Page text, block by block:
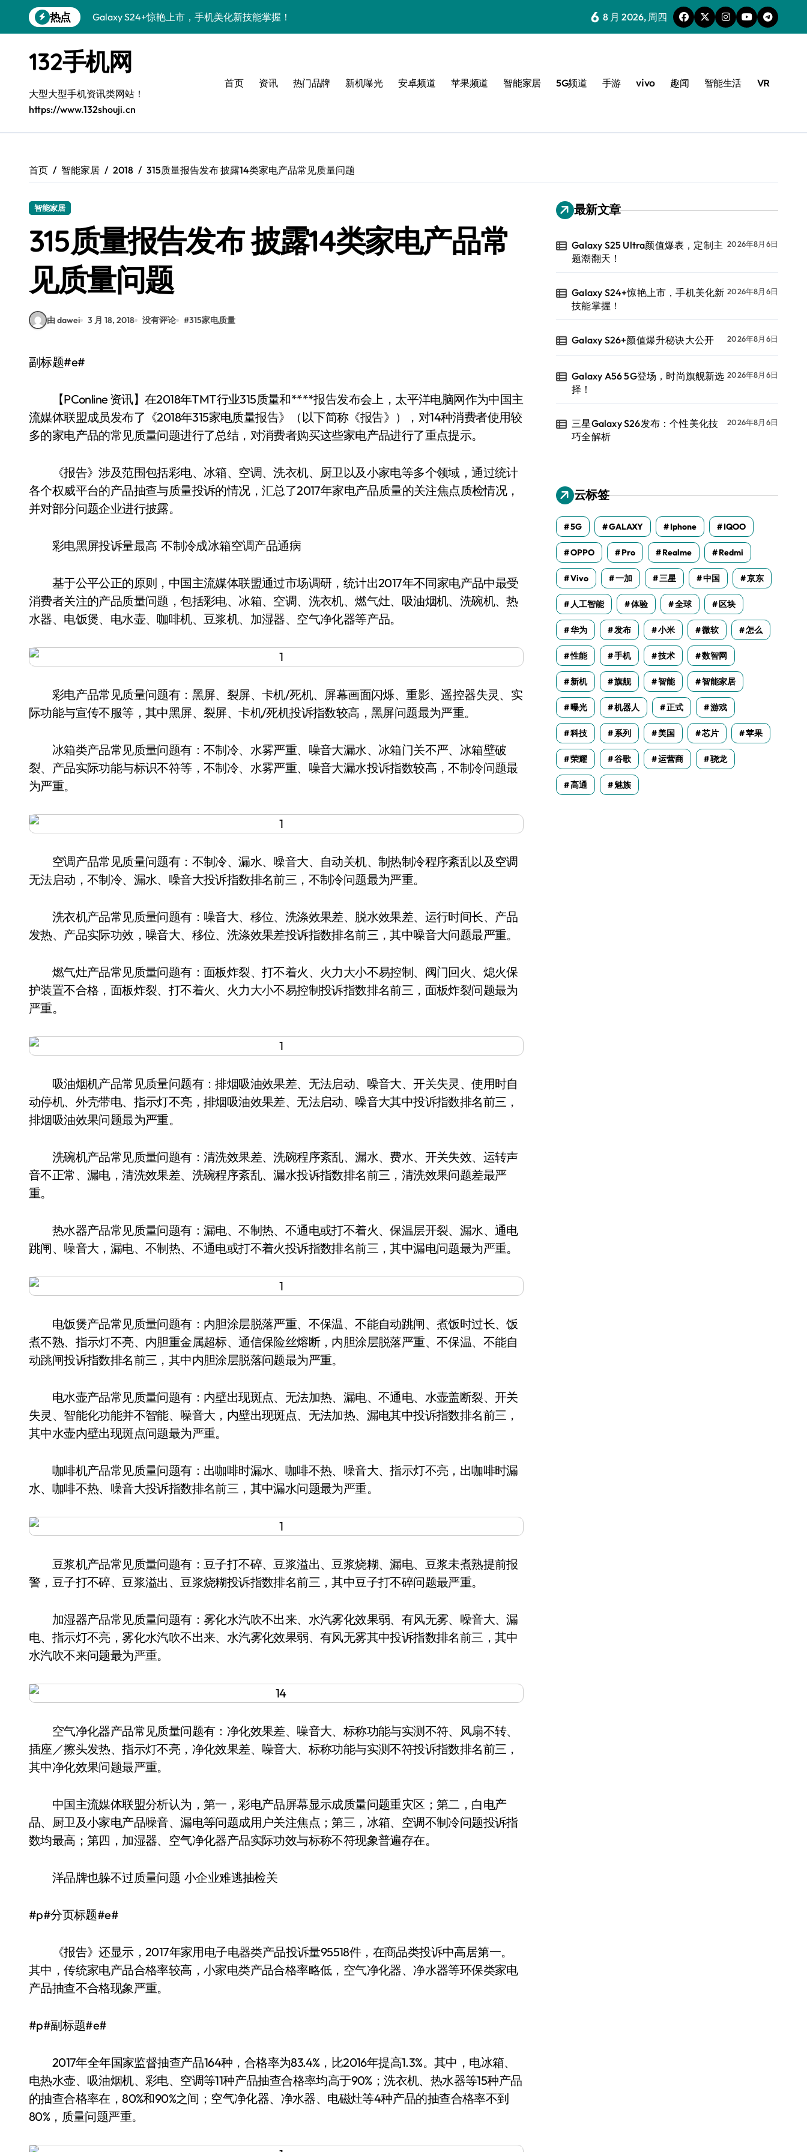
到
热点
Galaxy S24+惊艳上市，手机美化新技能掌握！
Galaxy A56 5G登场，时尚旗舰新选择！
三星Galaxy S26发布：个性美化技巧全解析
Galaxy S25美颜秘籍：个性定制炫酷玩法
Galaxy C55 5G登场，演绎三星美学新巅峰
Galaxy Z Flip6：折叠新潮，魅力无限
Galaxy S25 Ultra颜值爆表，定制主题潮翻天！
6 8 月 2026, 周四
132手机网
大型大型手机资讯类网站！
https://www.132shouji.cn
首页 资讯 热门品牌 新机曝光 安卓频道 苹果频道 智能家居 5G频道 手游 vivo 趣闻 智能生活 VR
首页 智能家居 2018 315质量报告发布 披露14类家电产品常见质量问题
智能家居
315质量报告发布 披露14类家电产品常
见质量问题
由 dawei 3 月 18, 2018 没有评论 #315家电质量
副标题#e#
【PConline 资讯】在2018年TMT行业315质量和****报告发布会上，太平洋电脑网作为中国主
流媒体联盟成员发布了《2018年315家电质量报告》（以下简称《报告》），对14种消费者使用较
多的家电产品的常见质量问题进行了总结，对消费者购买这些家电产品进行了重点提示。
《报告》涉及范围包括彩电、冰箱、空调、洗衣机、厨卫以及小家电等多个领域，通过统计
各个权威平台的产品抽查与质量投诉的情况，汇总了2017年家电产品质量的关注焦点质检情况，
并对部分问题企业进行披露。
彩电黑屏投诉量最高 不制冷成冰箱空调产品通病
基于公平公正的原则，中国主流媒体联盟通过市场调研，统计出2017年不同家电产品中最受
消费者关注的产品质量问题，包括彩电、冰箱、空调、洗衣机、燃气灶、吸油烟机、洗碗机、热
水器、电饭煲、电水壶、咖啡机、豆浆机、加湿器、空气净化器等产品。
彩电产品常见质量问题有：黑屏、裂屏、卡机/死机、屏幕画面闪烁、重影、遥控器失灵、实
际功能与宣传不服等，其中黑屏、裂屏、卡机/死机投诉指数较高，黑屏问题最为严重。
冰箱类产品常见质量问题有：不制冷、水雾严重、噪音大漏水、冰箱门关不严、冰箱壁破
裂、产品实际功能与标识不符等，不制冷、水雾严重、噪音大漏水投诉指数较高，不制冷问题最
为严重。
空调产品常见质量问题有：不制冷、漏水、噪音大、自动关机、制热制冷程序紊乱以及空调
无法启动，不制冷、漏水、噪音大投诉指数排名前三，不制冷问题最为严重。
洗衣机产品常见质量问题有：噪音大、移位、洗涤效果差、脱水效果差、运行时间长、产品
发热、产品实际功效，噪音大、移位、洗涤效果差投诉指数排名前三，其中噪音大问题最严重。
燃气灶产品常见质量问题有：面板炸裂、打不着火、火力大小不易控制、阀门回火、熄火保
护装置不合格，面板炸裂、打不着火、火力大小不易控制投诉指数排名前三，面板炸裂问题最为
严重。
吸油烟机产品常见质量问题有：排烟吸油效果差、无法启动、噪音大、开关失灵、使用时自
动停机、外壳带电、指示灯不亮，排烟吸油效果差、无法启动、噪音大其中投诉指数排名前三，
排烟吸油效果问题最为严重。
洗碗机产品常见质量问题有：清洗效果差、洗碗程序紊乱、漏水、费水、开关失效、运转声
音不正常、漏电，清洗效果差、洗碗程序紊乱、漏水投诉指数排名前三，清洗效果问题差最严
重。
热水器产品常见质量问题有：漏电、不制热、不通电或打不着火、保温层开裂、漏水、通电
跳闸、噪音大，漏电、不制热、不通电或打不着火投诉指数排名前三，其中漏电问题最为严重。
电饭煲产品常见质量问题有：内胆涂层脱落严重、不保温、不能自动跳闸、煮饭时过长、饭
煮不熟、指示灯不亮、内胆重金属超标、通信保险丝熔断，内胆涂层脱落严重、不保温、不能自
动跳闸投诉指数排名前三，其中内胆涂层脱落问题最为严重。
电水壶产品常见质量问题有：内壁出现斑点、无法加热、漏电、不通电、水壶盖断裂、开关
失灵、智能化功能并不智能、噪音大，内壁出现斑点、无法加热、漏电其中投诉指数排名前三，
其中水壶内壁出现斑点问题最为严重。
咖啡机产品常见质量问题有：出咖啡时漏水、咖啡不热、噪音大、指示灯不亮，出咖啡时漏
水、咖啡不热、噪音大投诉指数排名前三，其中漏水问题最为严重。
豆浆机产品常见质量问题有：豆子打不碎、豆浆溢出、豆浆烧糊、漏电、豆浆未煮熟提前报
警，豆子打不碎、豆浆溢出、豆浆烧糊投诉指数排名前三，其中豆子打不碎问题最严重。
加湿器产品常见质量问题有：雾化水汽吹不出来、水汽雾化效果弱、有风无雾、噪音大、漏
电、指示灯不亮，雾化水汽吹不出来、水汽雾化效果弱、有风无雾其中投诉指数排名前三，其中
水汽吹不来问题最为严重。
空气净化器产品常见质量问题有：净化效果差、噪音大、标称功能与实测不符、风扇不转、
插座／擦头发热、指示灯不亮，净化效果差、噪音大、标称功能与实测不符投诉指数排名前三，
其中净化效果问题最严重。
中国主流媒体联盟分析认为，第一，彩电产品屏幕显示成质量问题重灾区；第二，白电产
品、厨卫及小家电产品噪音、漏电等问题成用户关注焦点；第三，冰箱、空调不制冷问题投诉指
数均最高；第四，加湿器、空气净化器产品实际功效与标称不符现象普遍存在。
洋品牌也躲不过质量问题 小企业难逃抽检关
#p#分页标题#e#
《报告》还显示，2017年家用电子电器类产品投诉量95518件，在商品类投诉中高居第一。
其中，传统家电产品合格率较高，小家电类产品合格率略低，空气净化器、净水器等环保类家电
产品抽查不合格现象严重。
#p#副标题#e#
2017年全年国家监督抽查产品164种，合格率为83.4%，比2016年提高1.3%。其中，电冰箱、
电热水壶、吸油烟机、彩电、空调等11种产品抽查合格率均高于90%；洗衣机、热水器等15种产品
的抽查合格率在，80%和90%之间；空气净化器、净水器、电磁灶等4种产品的抽查合格率不到
80%，质量问题严重。
最新文章
Galaxy S25 Ultra颜值爆表，定制主
题潮翻天！
2026年8月6日
Galaxy S24+惊艳上市，手机美化新
技能掌握！
2026年8月6日
Galaxy S26+颜值爆升秘诀大公开 2026年8月6日
Galaxy A56 5G登场，时尚旗舰新选
择！
2026年8月6日
三星Galaxy S26发布：个性美化技
巧全解析
2026年8月6日
云标签
5G GALAXY Iphone IQOO
OPPO Pro Realme Redmi
Vivo 一加 三星 中国 京东
人工智能 体验 全球 区块
华为 发布 小米 微软 怎么
性能 手机 技术 数智网
新机 旗舰 智能 智能家居
曝光 机器人 正式 游戏
科技 系列 美国 芯片 苹果
荣耀 谷歌 运营商 骁龙
高通 魅族